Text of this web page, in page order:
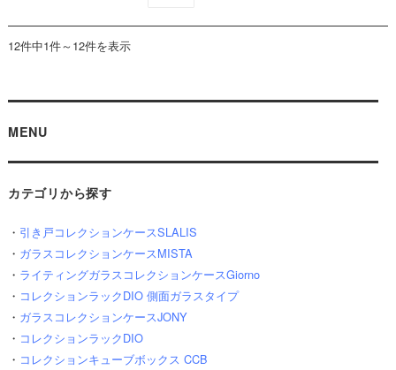
12件中1件～12件を表示
MENU
カテゴリから探す
・ 引き戸コレクションケースSLALIS
・ ガラスコレクションケースMISTA
・ ライティングガラスコレクションケースGiorno
・ コレクションラックDIO 側面ガラスタイプ
・ ガラスコレクションケースJONY
・ コレクションラックDIO
・ コレクションキューブボックス CCB